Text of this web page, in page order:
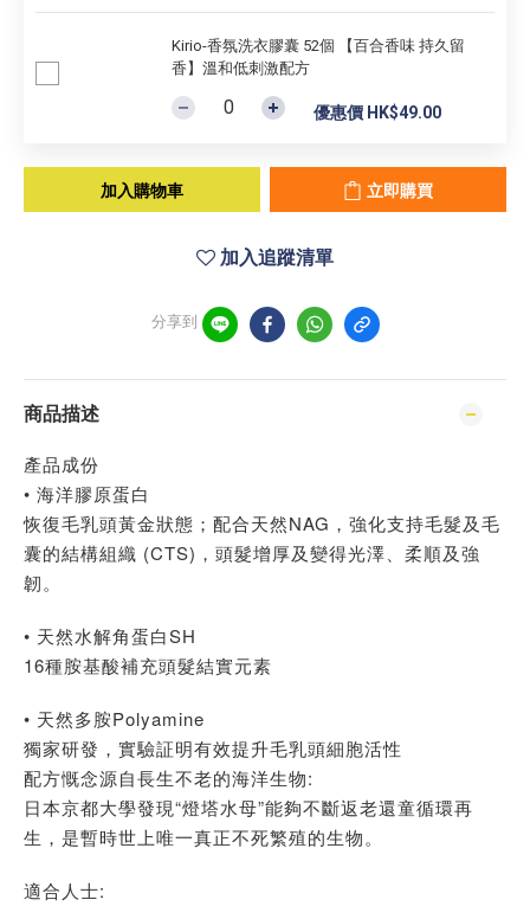
Kirio-香氛洗衣膠囊 52個 【百合香味 持久留
香】溫和低刺激配方
優惠價 HK$49.00
加入購物車 立即購買
加入追蹤清單
分享到
商品描述
產品成份
• 海洋膠原蛋白
恢復毛乳頭黃金狀態；配合天然NAG，強化支持毛髮及毛
囊的結構組織 (CTS)，頭髮增厚及變得光澤、柔順及強
韌。
• 天然水解角蛋白SH
16種胺基酸補充頭髮結實元素
• 天然多胺Polyamine
獨家研發，實驗証明有效提升毛乳頭細胞活性
配方慨念源自長生不老的海洋生物:
日本京都大學發現“燈塔水母”能夠不斷返老還童循環再
生，是暫時世上唯一真正不死繁殖的生物。
適合人士: